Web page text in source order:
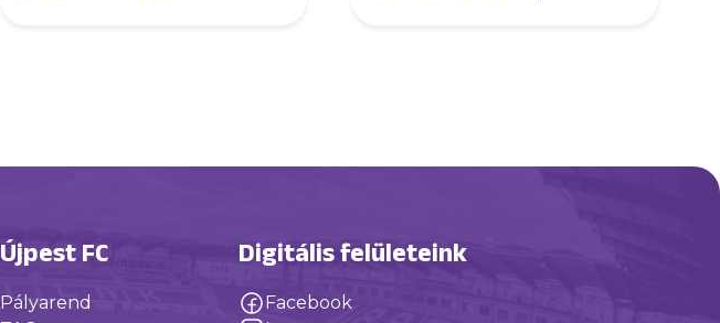
Újpest FC
Pályarend
Digitális felületeink
Facebook